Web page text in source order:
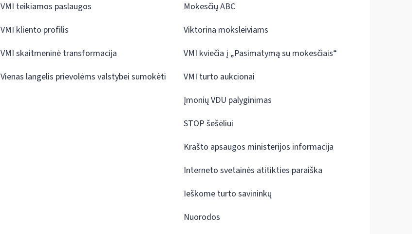
VMI teikiamos paslaugos
VMI kliento profilis
VMI skaitmeninė transformacija
Vienas langelis prievolėms valstybei sumokėti
Mokesčių ABC
Viktorina moksleiviams
VMI kviečia į „Pasimatymą su mokesčiais“
VMI turto aukcionai
Įmonių VDU palyginimas
STOP šešėliui
Krašto apsaugos ministerijos informacija
Interneto svetainės atitikties paraiška
Ieškome turto savininkų
Nuorodos